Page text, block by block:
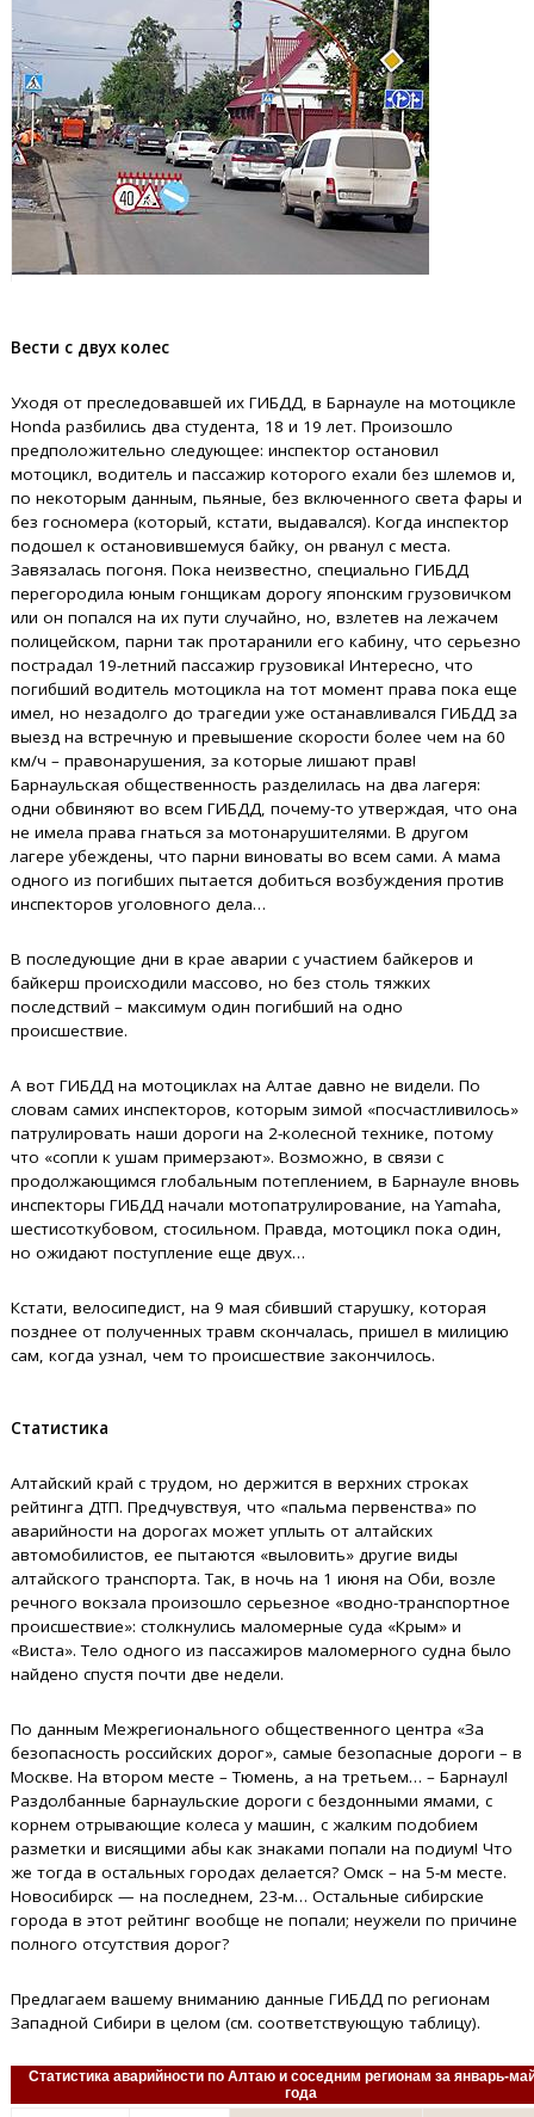
Вести с двух колес
Уходя от преследовавшей их ГИБДД, в Барнауле на мотоцикле
Honda разбились два студента, 18 и 19 лет. Произошло
предположительно следующее: инспектор остановил
мотоцикл, водитель и пассажир которого ехали без шлемов и,
по некоторым данным, пьяные, без включенного света фары и
без госномера (который, кстати, выдавался). Когда инспектор
подошел к остановившемуся байку, он рванул с места.
Завязалась погоня. Пока неизвестно, специально ГИБДД
перегородила юным гонщикам дорогу японским грузовичком
или он попался на их пути случайно, но, взлетев на лежачем
полицейском, парни так протаранили его кабину, что серьезно
пострадал 19-летний пассажир грузовика! Интересно, что
погибший водитель мотоцикла на тот момент права пока еще
имел, но незадолго до трагедии уже останавливался ГИБДД за
выезд на встречную и превышение скорости более чем на 60
км/ч – правонарушения, за которые лишают прав!
Барнаульская общественность разделилась на два лагеря:
одни обвиняют во всем ГИБДД, почему-то утверждая, что она
не имела права гнаться за мотонарушителями. В другом
лагере убеждены, что парни виноваты во всем сами. А мама
одного из погибших пытается добиться возбуждения против
инспекторов уголовного дела…
В последующие дни в крае аварии с участием байкеров и
байкерш происходили массово, но без столь тяжких
последствий – максимум один погибший на одно
происшествие.
А вот ГИБДД на мотоциклах на Алтае давно не видели. По
словам самих инспекторов, которым зимой «посчастливилось»
патрулировать наши дороги на 2-колесной технике, потому
что «сопли к ушам примерзают». Возможно, в связи с
продолжающимся глобальным потеплением, в Барнауле вновь
инспекторы ГИБДД начали мотопатрулирование, на Yamaha,
шестисоткубовом, стосильном. Правда, мотоцикл пока один,
но ожидают поступление еще двух…
Кстати, велосипедист, на 9 мая сбивший старушку, которая
позднее от полученных травм скончалась, пришел в милицию
сам, когда узнал, чем то происшествие закончилось.
Статистика
Алтайский край с трудом, но держится в верхних строках
рейтинга ДТП. Предчувствуя, что «пальма первенства» по
аварийности на дорогах может уплыть от алтайских
автомобилистов, ее пытаются «выловить» другие виды
алтайского транспорта. Так, в ночь на 1 июня на Оби, возле
речного вокзала произошло серьезное «водно-транспортное
происшествие»: столкнулись маломерные суда «Крым» и
«Виста». Тело одного из пассажиров маломерного судна было
найдено спустя почти две недели.
По данным Межрегионального общественного центра «За
безопасность российских дорог», самые безопасные дороги – в
Москве. На втором месте – Тюмень, а на третьем… – Барнаул!
Раздолбанные барнаульские дороги с бездонными ямами, с
корнем отрывающие колеса у машин, с жалким подобием
разметки и висящими абы как знаками попали на подиум! Что
же тогда в остальных городах делается? Омск – на 5-м месте.
Новосибирск — на последнем, 23-м… Остальные сибирские
города в этот рейтинг вообще не попали; неужели по причине
полного отсутствия дорог?
Предлагаем вашему вниманию данные ГИБДД по регионам
Западной Сибири в целом (см. соответствующую таблицу).
Статистика аварийности по Алтаю и соседним регионам за январь-
года